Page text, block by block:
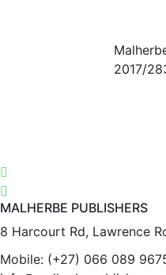
2017/
MALHERBE PUBLISHERS
8 Harcourt Rd, Lawrence
Mobile: (+27) 066 089